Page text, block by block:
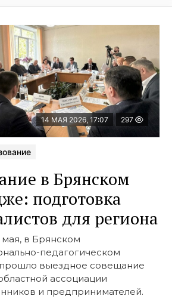
14 МАЯ 2026, 17:07 297
в Брянском
подготовка
для региона
мая, в Брянском
педагогическом
выездное совещание
ассоциации
и предпринимателей.